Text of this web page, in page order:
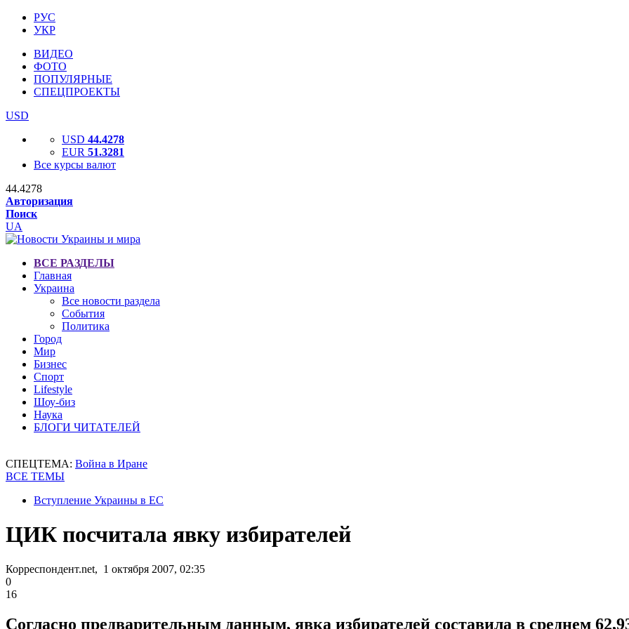
РУС
УКР
ВИДЕО
ФОТО
ПОПУЛЯРНЫЕ
СПЕЦПРОЕКТЫ
USD
USD 44.4278
EUR 51.3281
Все курсы валют
44.4278
Авторизация
Поиск
UA
ВСЕ РАЗДЕЛЫ
Главная
Украина
Все новости раздела
События
Политика
Город
Мир
Бизнес
Спорт
Lifestyle
Шоу-биз
Наука
БЛОГИ ЧИТАТЕЛЕЙ
СПЕЦТЕМА: Война в Иране
ВСЕ ТЕМЫ
Вступление Украины в ЕС
ЦИК посчитала явку избирателей
Корреспондент.net, 1 октября 2007, 02:35
0
16
Согласно предварительным данным, явка избирателей составила в среднем